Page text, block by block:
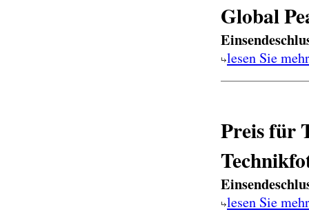
Global
lesen Sie mehr
Preis für
lesen Sie mehr